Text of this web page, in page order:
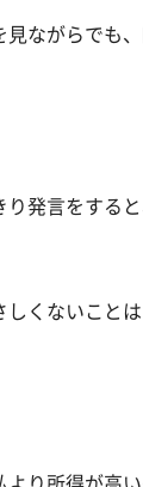
ながらでも
発言をする
くないこと